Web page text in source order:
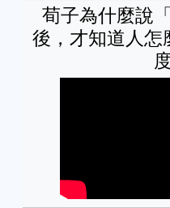
荀子為什麼說
後，才知道人怎